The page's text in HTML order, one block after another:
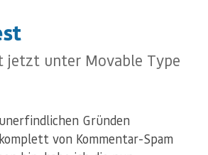
unter Movable Type
Gründen
von Kommentar-Spam